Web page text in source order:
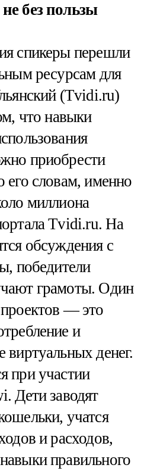
без пользы
спикеры перешли
ресурсам для
(Tvidi.ru)
что навыки
приобрести
словам, именно
миллиона
Tvidi.ru. На
обсуждения с
победители
грамоты. Один
— это
и
виртуальных денег.
при участии
Дети заводят
учатся
и расходов,
правильного